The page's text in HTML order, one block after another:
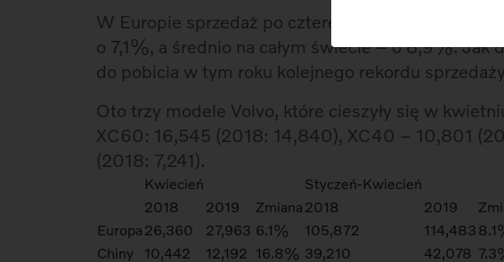
W Europie sprzedaż po czterech miesiącach
o 7,1%, a średnio na całym świecie – o 8,9%. Jak
do pobicia w tym roku kolejnego rekordu
Oto trzy modele Volvo, które cieszyły się w
XC60: 16,545 (2018: 14,840), XC40 – 10,801
(2018: 7,241).
Kwiecień
Styczeń-Kwiecień
2018
2019 Zmiana 2018 2019
Europa 26,360 27,963 6.1% 105,872 114,483
Chiny
10,442 12,192 16.8% 39,210 42,078